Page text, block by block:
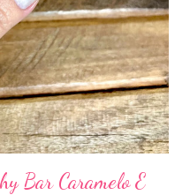
Bar Caramelo E